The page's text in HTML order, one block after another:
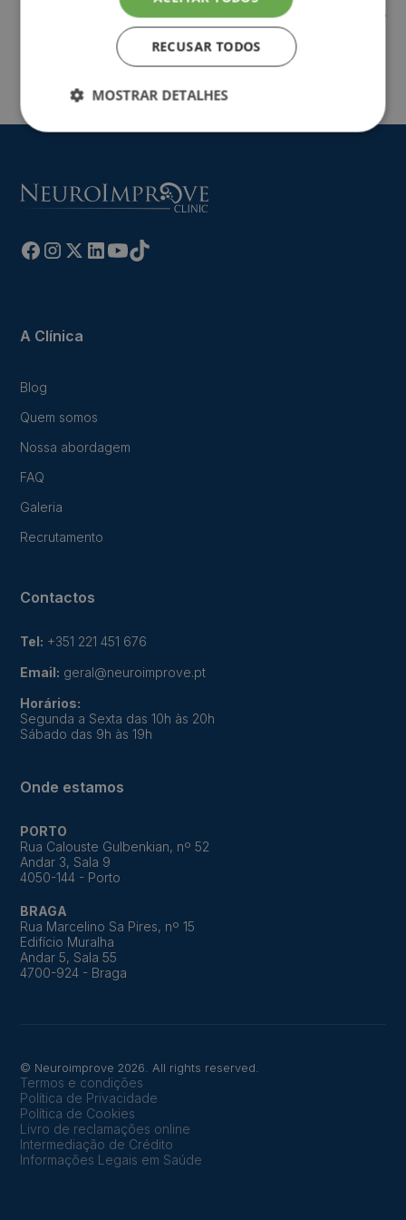
E. Tavares (Eds.).Ser médico veterinário: Riscos e
(pp.239-268). Sindicato Nacional dos
Médicos Veterinários.
A Clínica
Blog
Quem somos
Nossa abordagem
FAQ
Galeria
Recrutamento
Contactos
Tel: +351 221 451 676
Email: geral@neuroimprove.pt
Horários:
Segunda a Sexta das 10h às 20h
Sábado das 9h às 19h
Onde estamos
PORTO
Rua Calouste Gulbenkian, nº 52
Andar 3, Sala 9
4050-144 - Porto
BRAGA
Rua Marcelino Sa Pires, nº 15
Edifício Muralha
Andar 5, Sala 55
4700-924 - Braga
© Neuroimprove 2026. All rights reserved.
Termos e condições
Política de Privacidade
Política de Cookies
Livro de reclamações online
Intermediação de Crédito
Informações Legais em Saúde
RECUSAR TODOS
MOSTRAR DETALHES